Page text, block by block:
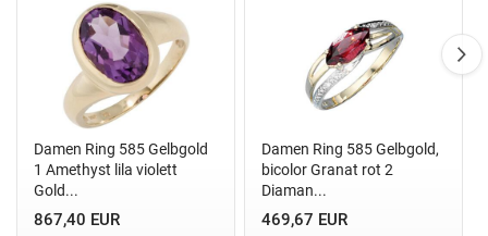
Damen Ring 585 Gelbgold
1 Amethyst lila violett
Gold...
867,40 EUR
Damen Ring 585 Gelbgold,
bicolor Granat rot 2
Diaman...
469,67 EUR